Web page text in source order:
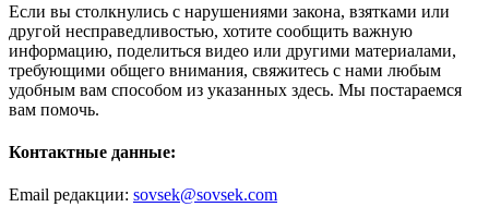
Если вы столкнулись с нарушениями закона, взятками или
другой несправедливостью, хотите сообщить важную
информацию, поделиться видео или другими материалами,
требующими общего внимания, свяжитесь с нами любым
удобным вам способом из указанных здесь. Мы постараемся
вам помочь.
Контактные данные:
Email редакции: sovsek@sovsek.com